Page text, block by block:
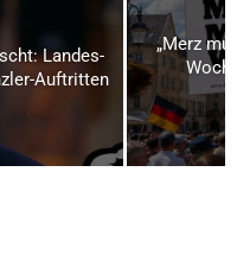
Landes-
Auftritten
„Merz